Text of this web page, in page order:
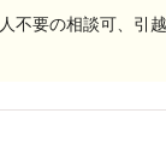
不要の相談可、引